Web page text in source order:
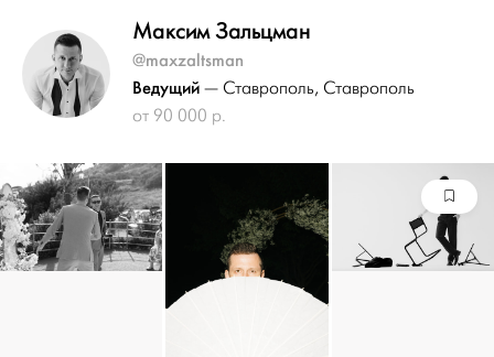
Максим Зальцман
@maxzaltsman
Ведущий — Ставрополь, Ставрополь
от 90 000 р.